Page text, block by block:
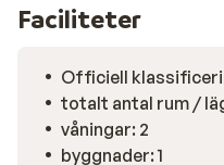
åtanke, och stranden
restaurangen erbjuder
grekiska och
Faciliteter
Officiell
totalt antal rum /
våningar: 2
byggnader: 1